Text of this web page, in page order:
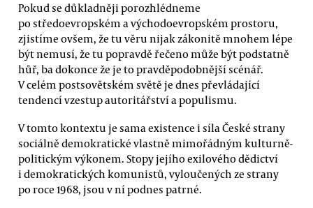
Pokud se důkladněji porozhlédneme
po středoevropském a východoevropském prostoru,
zjistíme ovšem, že tu věru nijak zákonitě mnohem lépe
být nemusí, že tu popravdě řečeno může být podstatně
hůř, ba dokonce že je to pravděpodobnější scénář.
V celém postsovětském světě je dnes převládající
tendencí vzestup autoritářství a populismu.
V tomto kontextu je sama existence i síla České strany
sociálně demokratické vlastně mimořádným kulturně-
politickým výkonem. Stopy jejího exilového dědictví
i demokratických komunistů, vyloučených ze strany
po roce 1968, jsou v ní podnes patrné.